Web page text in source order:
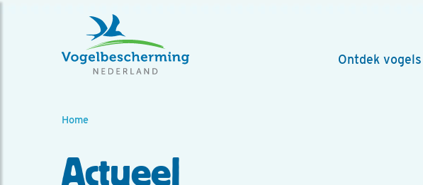
Ontdek vogels
Home
Actueel